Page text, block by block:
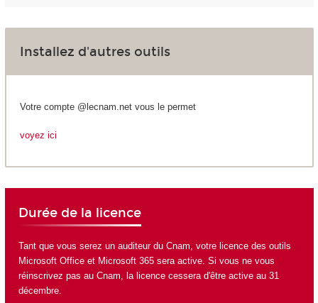
Installez d'autres outils
Votre compte @lecnam.net vous le permet
voyez ici
Durée de la licence
Tant que vous serez un auditeur du Cnam, votre licence des outils
Microsoft Office et Microsoft 365 sera active. Si vous ne vous
réinscrivez pas au Cnam, la licence cessera d'être active au 31
décembre.